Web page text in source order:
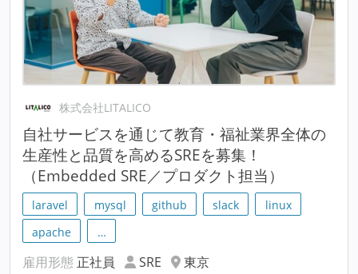
株式会社LITALICO
自社サービスを通じて教育・福祉業界全体の
生産性と品質を高めるSREを募集！
（Embedded SRE／プロダクト担当）
laravel mysql github slack
linux
apache
…
雇用形態 正社員 SRE
東京